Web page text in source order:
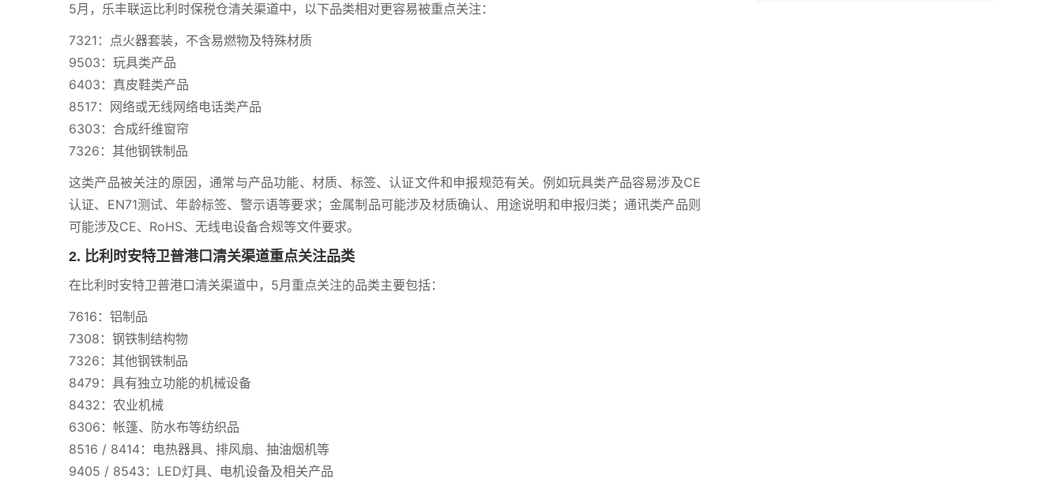
5月，乐丰联运比利时保税仓清关渠道中，以下品类相对更容易被重点关注：
7321：点火器套装，不含易燃物及特殊材质
9503：玩具类产品
6403：真皮鞋类产品
8517：网络或无线网络电话类产品
6303：合成纤维窗帘
7326：其他钢铁制品
这类产品被关注的原因，通常与产品功能、材质、标签、认证文件和申报规范有关。例如玩具类产品容易涉及CE
认证、EN71测试、年龄标签、警示语等要求；金属制品可能涉及材质确认、用途说明和申报归类；通讯类产品则
可能涉及CE、RoHS、无线电设备合规等文件要求。
2. 比利时安特卫普港口清关渠道重点关注品类
在比利时安特卫普港口清关渠道中，5月重点关注的品类主要包括：
7616：铝制品
7308：钢铁制结构物
7326：其他钢铁制品
8479：具有独立功能的机械设备
8432：农业机械
6306：帐篷、防水布等纺织品
8516 / 8414：电热器具、排风扇、抽油烟机等
9405 / 8543：LED灯具、电机设备及相关产品